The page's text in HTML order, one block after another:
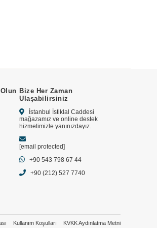
Bize Her Zaman
Ulaşabilirsiniz
İstanbul İstiklal Caddesi
mağazamız ve online destek
hizmetimizle yanınızdayız.
[email protected]
+90 543 798 67 44
+90 (212) 527 7740
Kullanım Koşulları KVKK Aydınlatma Metni